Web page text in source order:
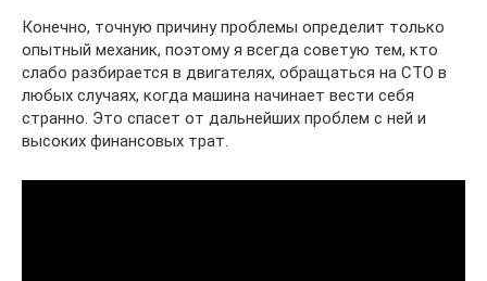
Конечно, точную причину проблемы определит только
опытный механик, поэтому я всегда советую тем, кто
слабо разбирается в двигателях, обращаться на СТО в
любых случаях, когда машина начинает вести себя
странно. Это спасет от дальнейших проблем с ней и
высоких финансовых трат.